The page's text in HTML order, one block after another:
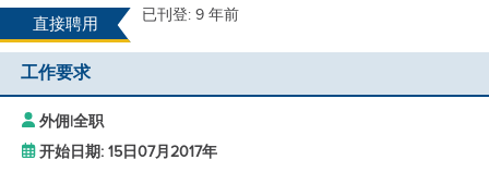
直接聘用
已刊登: 9 年前
工作要求
外佣|全职
开始日期: 15日07月2017年